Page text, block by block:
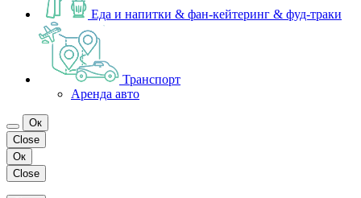
Еда и напитки & фан-кейтеринг & фуд-траки
Транспорт
Аренда авто
Ок
Close
Ок
Close